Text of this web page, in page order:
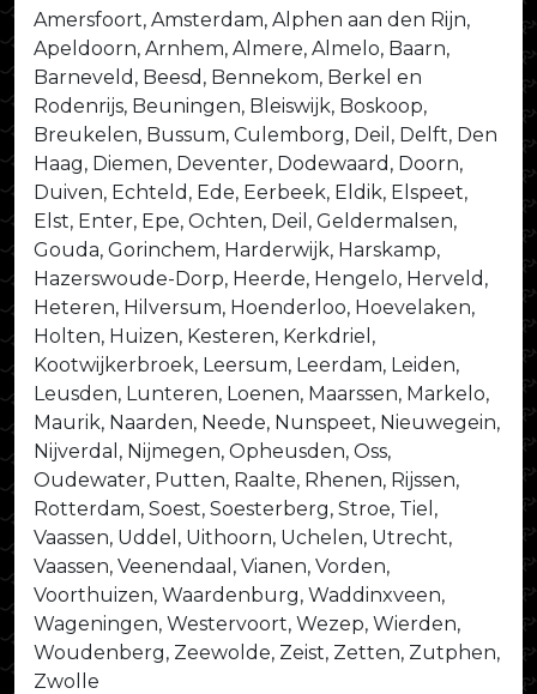
Amersfoort, Amsterdam, Alphen aan den Rijn,
Apeldoorn, Arnhem, Almere, Almelo, Baarn,
Barneveld, Beesd, Bennekom, Berkel en
Rodenrijs, Beuningen, Bleiswijk, Boskoop,
Breukelen, Bussum, Culemborg, Deil, Delft, Den
Haag, Diemen, Deventer, Dodewaard, Doorn,
Duiven, Echteld, Ede, Eerbeek, Eldik, Elspeet,
Elst, Enter, Epe, Ochten, Deil, Geldermalsen,
Gouda, Gorinchem, Harderwijk, Harskamp,
Hazerswoude-Dorp, Heerde, Hengelo, Herveld,
Heteren, Hilversum, Hoenderloo, Hoevelaken,
Holten, Huizen, Kesteren, Kerkdriel,
Kootwijkerbroek, Leersum, Leerdam, Leiden,
Leusden, Lunteren, Loenen, Maarssen, Markelo,
Maurik, Naarden, Neede, Nunspeet, Nieuwegein,
Nijverdal, Nijmegen, Opheusden, Oss,
Oudewater, Putten, Raalte, Rhenen, Rijssen,
Rotterdam, Soest, Soesterberg, Stroe, Tiel,
Vaassen, Uddel, Uithoorn, Uchelen, Utrecht,
Vaassen, Veenendaal, Vianen, Vorden,
Voorthuizen, Waardenburg, Waddinxveen,
Wageningen, Westervoort, Wezep, Wierden,
Woudenberg, Zeewolde, Zeist, Zetten, Zutphen,
Zwolle